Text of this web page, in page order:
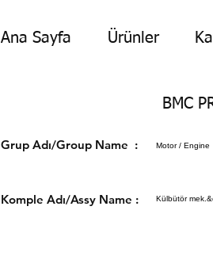
Ana Sayfa Ürünler
BMC
Grup Adı/Group Name :Motor / Engine
Komple Adı/Assy Name : Külbütör